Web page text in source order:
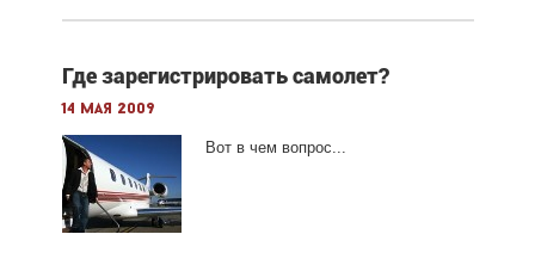
Где зарегистрировать самолет?
14 мая 2009
Вот в чем вопрос...